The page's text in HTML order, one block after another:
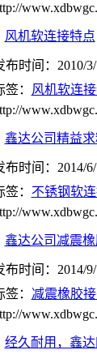
风机软连接特点
布时间：2010/
签： 风机软连
鑫达公司精益
布时间：2014/
签： 不锈钢软
鑫达公司减震
布时间：2014/
签： 减震橡胶
经久耐用，鑫